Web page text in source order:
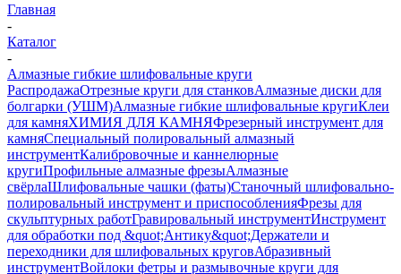
Главная
-
Каталог
-
Алмазные гибкие шлифовальные круги
РаспродажаОтрезные круги для станковАлмазные диски для
болгарки (УШМ)Алмазные гибкие шлифовальные кругиКлеи
для камняХИМИЯ ДЛЯ КАМНЯФрезерный инструмент для
камняСпециальный полировальный алмазный
инструментКалибровочные и каннелюрные
кругиПрофильные алмазные фрезыАлмазные
свёрлаШлифовальные чашки (фаты)Станочный шлифовально-
полировальный инструмент и приспособленияФрезы для
скульптурных работГравировальный инструментИнструмент
для обработки под &quot;Антику&quot;Держатели и
переходники для шлифовальных круговАбразивный
инструментВойлоки фетры и размывочные круги для